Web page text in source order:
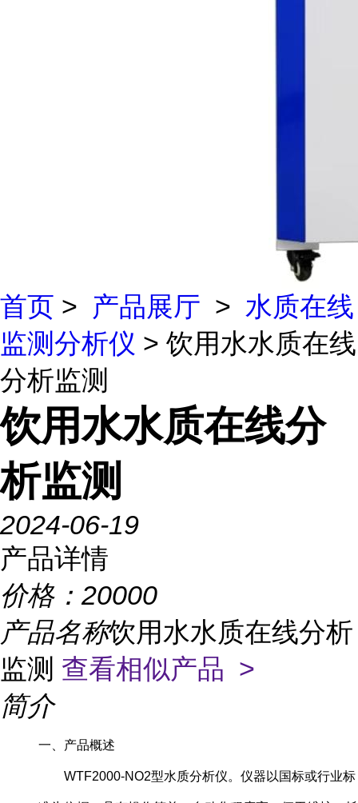
首页 > 产品展厅 > 水质在线
监测分析仪 > 饮用水水质在线
分析监测
饮用水水质在线分
析监测
2024-06-19
产品详情
价格： 20000
产品名称饮用水水质在线分析
监测 查看相似产品 >
简介
一、产品概述
WTF2000-NO2型水质分析仪。仪器以国标或行业标